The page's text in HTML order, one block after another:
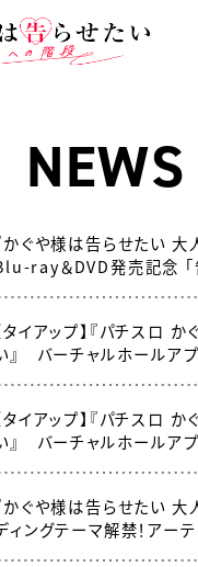
NEWS
かぐや様は告らせたい 大
ray＆DVD発売記念 「
タイアップ】『パチスロ
』 バーチャルホールアプ
タイアップ】『パチスロ
』 バーチャルホールアプ
かぐや様は告らせたい 大
ィングテーマ解禁！アー